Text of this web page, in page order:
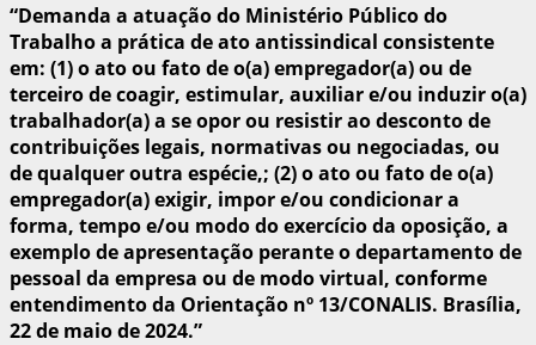
“Demanda a atuação do Ministério Público do
Trabalho a prática de ato antissindical consistente
em: (1) o ato ou fato de o(a) empregador(a) ou de
terceiro de coagir, estimular, auxiliar e/ou induzir o(a)
trabalhador(a) a se opor ou resistir ao desconto de
contribuições legais, normativas ou negociadas, ou
de qualquer outra espécie,; (2) o ato ou fato de o(a)
empregador(a) exigir, impor e/ou condicionar a
forma, tempo e/ou modo do exercício da oposição, a
exemplo de apresentação perante o departamento de
pessoal da empresa ou de modo virtual, conforme
entendimento da Orientação nº 13/CONALIS. Brasília,
22 de maio de 2024.”